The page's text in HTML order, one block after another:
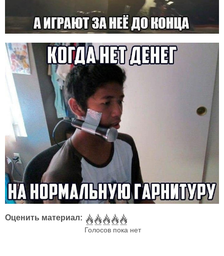
Оценить материал:
Голосов пока нет